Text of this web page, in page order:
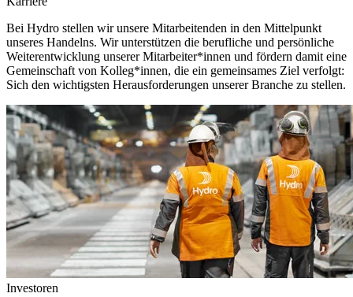
Bei Hydro stellen wir unsere Mitarbeitenden in den Mittelpunkt
unseres Handelns. Wir unterstützen die berufliche und persönliche
Weiterentwicklung unserer Mitarbeiter*innen und fördern damit eine
Gemeinschaft von Kolleg*innen, die ein gemeinsames Ziel verfolgt:
Sich den wichtigsten Herausforderungen unserer Branche zu stellen.
Investoren